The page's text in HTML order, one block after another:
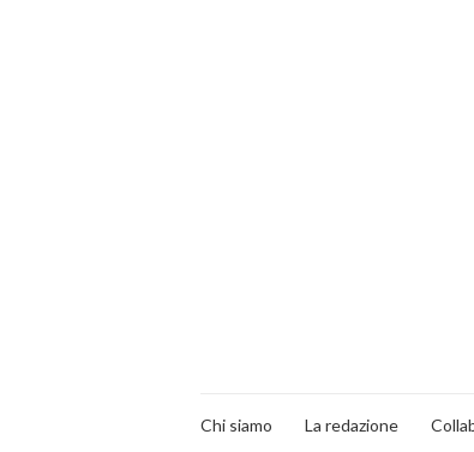
Chi siamo La redazione